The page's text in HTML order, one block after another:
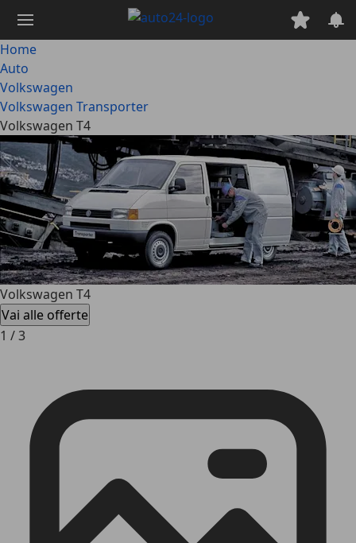
contenuto
principale
Home
Auto
Volkswagen
Volkswagen Transporter
Volkswagen T4
Volkswagen T4
Vai alle offerte
1 /3